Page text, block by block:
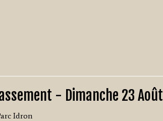
- Dimanche 23 Août
Idron